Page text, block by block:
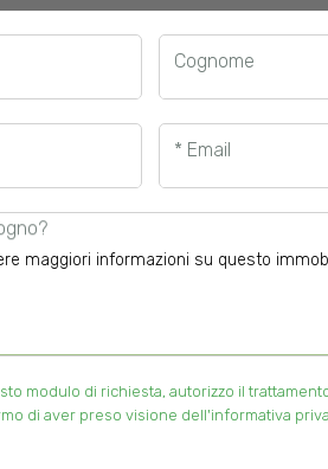
Cognome
* Email
modulo di richiesta, autorizzo il
di aver preso visione dell'informativa